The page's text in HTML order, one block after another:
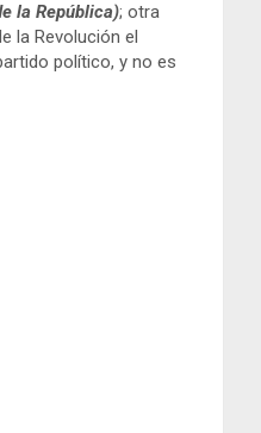
la República); otra
la Revolución el
político, y no es